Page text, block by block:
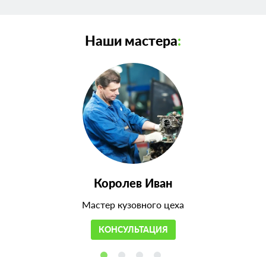
Наши мастера:
Королев Иван
Мастер кузовного цеха
КОНСУЛЬТАЦИЯ